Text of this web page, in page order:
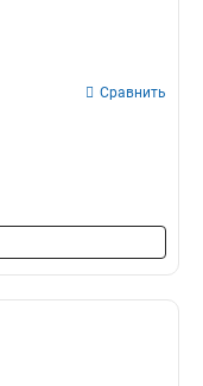
Сравнить